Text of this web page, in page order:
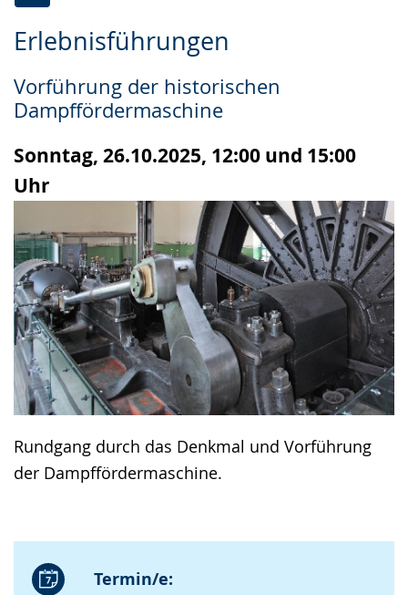
Erlebnisführungen
Vorführung der historischen
Dampffördermaschine
Sonntag, 26.10.2025, 12:00 und 15:00
Uhr
Rundgang durch das Denkmal und Vorführung
der Dampffördermaschine.
Termin/e:
Leichten
wechseln.
Audio-
Video
Deutscher
Gebärdensprache
wird
angezeigt.